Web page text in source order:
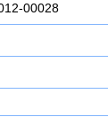
00028